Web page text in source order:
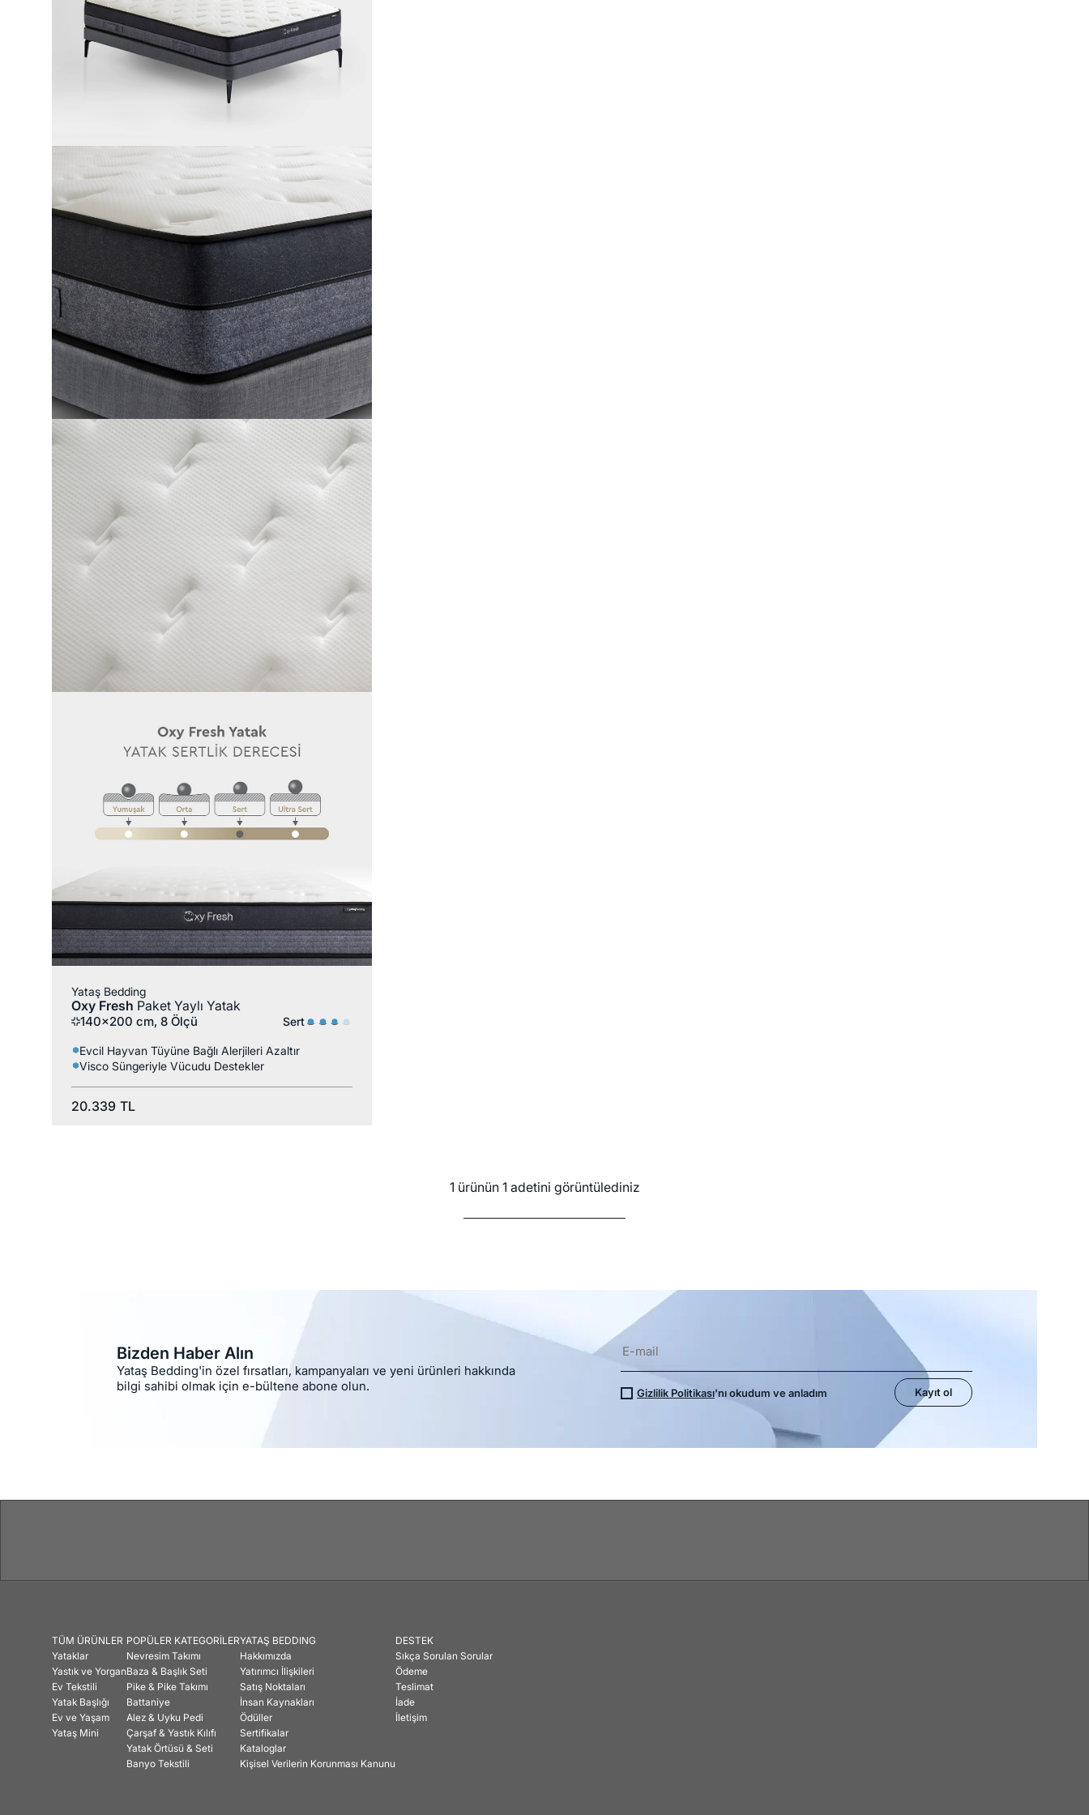
Visco
Yataş Bedding
Oxy Fresh Paket Yaylı Yatak
140x200 cm, 8 Ölçü Sert
Evcil Hayvan Tüyüne Bağlı Alerjileri Azaltır
Visco Süngeriyle Vücudu Destekler
20.339 TL
1 ürünün 1 adetini görüntülediniz
Bizden Haber Alın
Yataş Bedding'in özel fırsatları, kampanyaları ve yeni ürünleri hakkında
bilgi sahibi olmak için e-bültene abone olun.
Gizlilik Politikası'nı okudum ve anladım Kayıt ol
TÜM ÜRÜNLER
Yataklar
Yastık ve Yorgan
Ev Tekstili
Yatak Başlığı
Ev ve Yaşam
Yataş Mini
POPÜLER KATEGORİLER
Nevresim Takımı
Baza & Başlık Seti
Pike & Pike Takımı
Battaniye
Alez & Uyku Pedi
Çarşaf & Yastık Kılıfı
Yatak Örtüsü & Seti
Banyo Tekstili
YATAŞ BEDDING
Hakkımızda
Yatırımcı İlişkileri
Satış Noktaları
İnsan Kaynakları
Ödüller
Sertifikalar
Kataloglar
Kişisel Verilerin Korunması Kanunu
DESTEK
Sıkça Sorulan Sorular
Ödeme
Teslimat
İade
İletişim